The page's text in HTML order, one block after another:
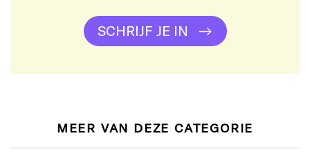
SCHRIJF JE IN
MEER VAN DEZE CATEGORIE